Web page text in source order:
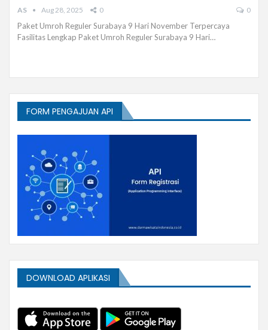
AS Aug 28, 2025 0 0
Paket Umroh Reguler Surabaya 9 Hari November Terpercaya
Fasilitas Lengkap Paket Umroh Reguler Surabaya 9 Hari…
FORM PENGAJUAN API
DOWNLOAD APLIKASI